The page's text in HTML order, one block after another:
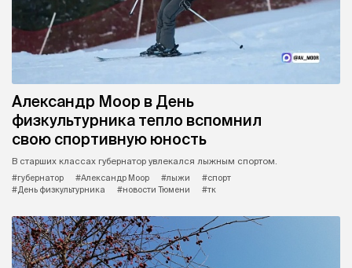
Александр Моор в День
физкультурника тепло вспомнил
свою спортивную юность
В старших классах губернатор увлекался лыжным спортом.
#губернатор
#Александр Моор #лыжи
#спорт
#День физкультурника
#новости Тюмени #тк